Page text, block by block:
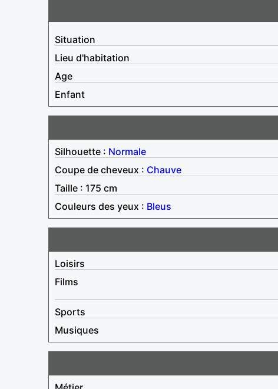
Situation
Lieu d'habitation
Age
Enfant
Silhouette : Normale
Coupe de cheveux : Chauve
Taille : 175 cm
Couleurs des yeux : Bleus
Loisirs
Films
Sports
Musiques